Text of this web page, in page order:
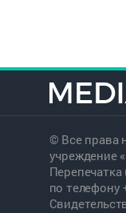
© Все права
учреждение
по телефону